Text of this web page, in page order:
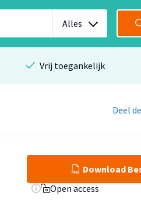
Alles
Vrij toegankelijk
Deel
Download
Open access